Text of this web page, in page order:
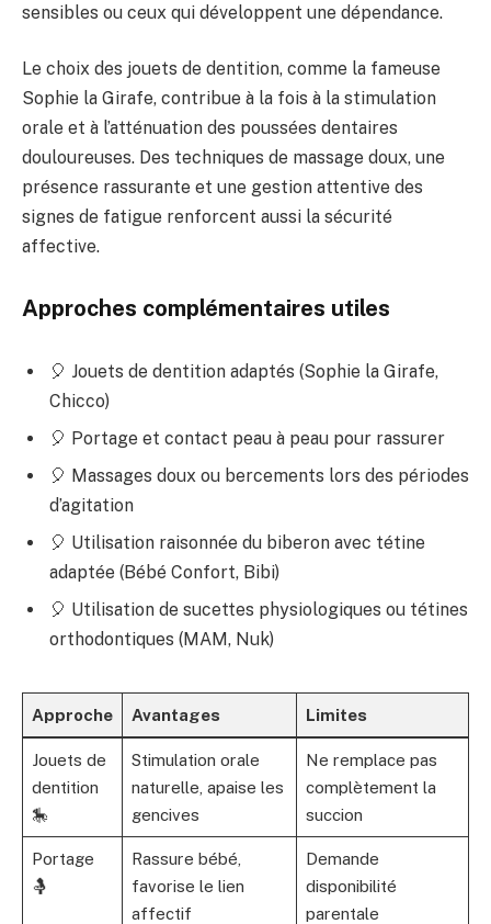
sensibles ou ceux qui développent une dépendance.
Le choix des jouets de dentition, comme la fameuse
Sophie la Girafe, contribue à la fois à la stimulation
orale et à l’atténuation des poussées dentaires
douloureuses. Des techniques de massage doux, une
présence rassurante et une gestion attentive des
signes de fatigue renforcent aussi la sécurité
affective.
Approches complémentaires utiles
🎈 Jouets de dentition adaptés (Sophie la Girafe,
Chicco)
🎈 Portage et contact peau à peau pour rassurer
🎈 Massages doux ou bercements lors des périodes
d’agitation
🎈 Utilisation raisonnée du biberon avec tétine
adaptée (Bébé Confort, Bibi)
🎈 Utilisation de sucettes physiologiques ou tétines
orthodontiques (MAM, Nuk)
Approche Avantages Limites
Jouets de
dentition
🎠
Stimulation orale
naturelle, apaise les
gencives
Ne remplace pas
complètement la
succion
Portage
🤱
Rassure bébé,
favorise le lien
affectif
Demande
disponibilité
parentale